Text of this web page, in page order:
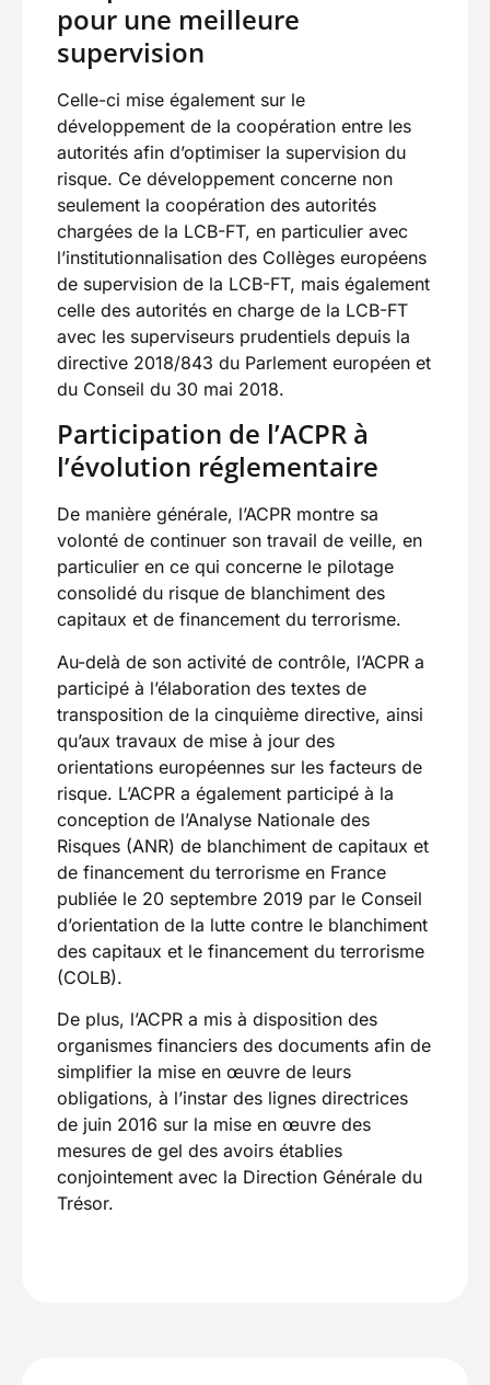
pour une meilleure
supervision
Celle-ci mise également sur le
développement de la coopération entre les
autorités afin d’optimiser la supervision du
risque. Ce développement concerne non
seulement la coopération des autorités
chargées de la LCB-FT, en particulier avec
l’institutionnalisation des Collèges européens
de supervision de la LCB-FT, mais également
celle des autorités en charge de la LCB-FT
avec les superviseurs prudentiels depuis la
directive 2018/843 du Parlement européen et
du Conseil du 30 mai 2018.
Participation de l’ACPR à
l’évolution réglementaire
De manière générale, l’ACPR montre sa
volonté de continuer son travail de veille, en
particulier en ce qui concerne le pilotage
consolidé du risque de blanchiment des
capitaux et de financement du terrorisme.
Au-delà de son activité de contrôle, l’ACPR a
participé à l’élaboration des textes de
transposition de la cinquième directive, ainsi
qu’aux travaux de mise à jour des
orientations européennes sur les facteurs de
risque. L’ACPR a également participé à la
conception de l’Analyse Nationale des
Risques (ANR) de blanchiment de capitaux et
de financement du terrorisme en France
publiée le 20 septembre 2019 par le Conseil
d’orientation de la lutte contre le blanchiment
des capitaux et le financement du terrorisme
(COLB).
De plus, l’ACPR a mis à disposition des
organismes financiers des documents afin de
simplifier la mise en œuvre de leurs
obligations, à l’instar des lignes directrices
de juin 2016 sur la mise en œuvre des
mesures de gel des avoirs établies
conjointement avec la Direction Générale du
Trésor.